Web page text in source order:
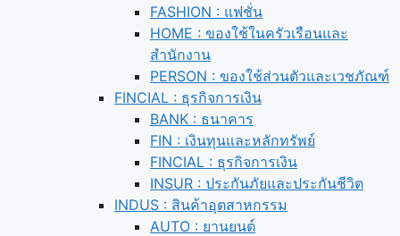
FASHION : แฟชั่น
HOME : ของใช้ในครัวเรือนและ
สำนักงาน
PERSON : ของใช้ส่วนตัวและเวชภัณฑ์
FINCIAL : ธุรกิจการเงิน
BANK : ธนาคาร
FIN : เงินทุนและหลักทรัพย์
FINCIAL : ธุรกิจการเงิน
INSUR : ประกันภัยและประกันชีวิต
INDUS : สินค้าอุตสาหกรรม
AUTO : ยานยนต์